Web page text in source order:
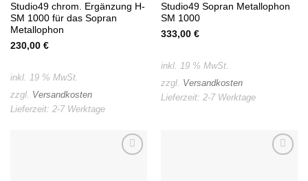
Studio49 chrom. Ergänzung H-
SM 1000 für das Sopran
Metallophon
230,00 €
inkl. 19 % MwSt.
zzgl. Versandkosten
Lieferzeit: 2-7 Werktage
Studio49 Sopran Metallophon
SM 1000
333,00 €
inkl. 19 % MwSt.
zzgl. Versandkosten
Lieferzeit: 2-7 Werktage